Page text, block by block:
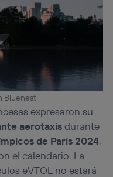
Bluenest
expresaron su
aerotaxisdurante
de París 2024,
el calendario. La
eVTOL no estará